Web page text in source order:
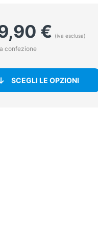
€ (iva esclusa)
confezione
SCEGLI LE OPZIONI